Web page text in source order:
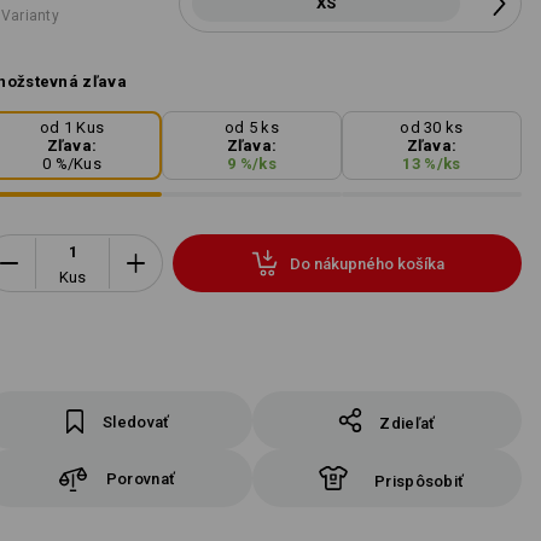
zľava
od 1 Kus
Zľava:
0 %/Kus
od 5 ks
Zľava:
9 %/ ks
od 30 ks
Zľava:
13 %/ks
Kus
Do nákupného košíka
Sledovať Zdieľať
Porovnať Prispôsobiť